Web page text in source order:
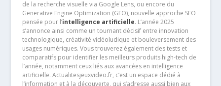
de la recherche visuelle via Google Lens, ou encore du
Generative Engine Optimization (GEO), nouvelle approche SEO
pensée pour l’intelligence artificielle. L’année 2025
s’annonce ainsi comme un tournant décisif entre innovation
technologique, créativité vidéoludique et bouleversement des
usages numériques. Vous trouverez également des tests et
comparatifs pour identifier les meilleurs produits high-tech de
l’année, notamment ceux liés aux avancées en intelligence
artificielle. Actualitesjeuxvideo.fr, c’est un espace dédié à
l’information et à la découverte, qui s’adresse aussi bien aux